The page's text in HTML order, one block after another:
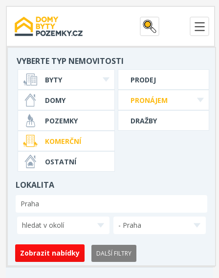
VYBERTE TYP NEMOVITOSTI
PRODEJ
PRONÁJEM
DRAŽBY
BYTY
DOMY
POZEMKY
KOMERČNÍ
OSTATNÍ
LOKALITA
hledat v okolí - Praha
DALŠÍ FILTRY